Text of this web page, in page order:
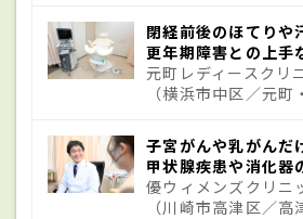
い（少ない）ことが挙げられ
ホルモンのバランスが崩れや
50～60代での発症が多いと
薬剤を投与されている人や
療でエストロゲンの補充療法
閉経前後のほてりや
更年期障害との上手
元町レディースクリ
（横浜市中区／元町
子宮がんや乳がんだ
甲状腺疾患や消化器
優ウィメンズクリニ
（川崎市高津区／高